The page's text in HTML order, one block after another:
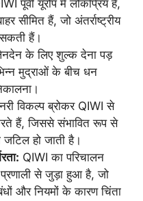
पूर्वी यूरोप में लोकप्रिय है,
सीमित हैं, जो अंतर्राष्ट्रीय
सकती हैं।
के लिए शुल्क देना पड़
मुद्राओं के बीच धन
विकल्प ब्रोकर QIWI से
हैं, जिससे संभावित रूप से
हो जाती है।
QIWI का परिचालन
से जुड़ा हुआ है, जो
और नियमों के कारण चिंता